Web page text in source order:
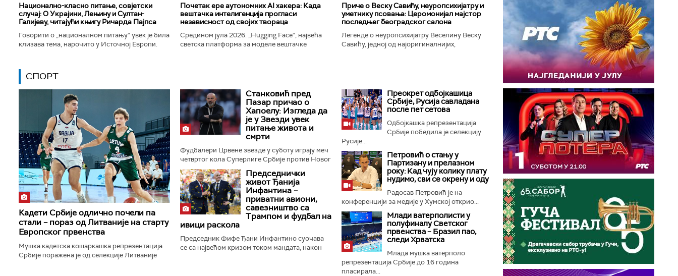
Национално-класнo питање, совјетски
случај: О Украјини, Лењину и Султан-
Галијеву, читајући књигу Ричарда Пајпса
Говорити о „националном питању“ увек је била
клизава тема, нарочито у Источној Европи.
Почетак ере аутономних AI хакера: Када
вештачка интелигенција прогласи
независност од својих твораца
Средином јула 2026. „Hugging Face“, највећа
светска платформа за моделе вештачке
Приче о Веску Савићу, неуропсихијатру и
уметнику псовања: Церомонијал мајстор
последњег београдског салона
Легенде о неуропсихијатру Веселину Веску
Савићу, једној од најоригиналнијих,
СПОРТ
Кадети Србије одлично почели па
стали – пораз од Литваније на старту
Европског првенства
Мушка кадетска кошаркашка репрезентација
Србије поражена је од селекције Литваније
Станковић пред
Пазар причао о
Хапоелу: Изгледа да
је у Звезди увек
питање живота и
смрти
Фудбалери Црвене звезде у суботу играју меч
четвртог кола Суперлиге Србије против Новог
Пазара, а тренер Дејан Станковић истакао је да
прижељкује да ће...
Председнички
живот Ђанија
Инфантина –
приватни авиони,
савезништво са
Трампом и фудбал на
ивици раскола
Председник Фифе Ђани Инфантино суочава
се са највећом кризом током мандата, након
Преокрет одбојкашица
Србије, Русија савладана
после пет сетова
Одбојкашка репрезентација
Србије победила је селекцију
Русије...
Петровић о стању у
Партизану и прелазном
року: Кад чују колику плату
нудимо, сви се окрену и оду
Радосав Петровић је на
конференцији за медије у Хумској открио...
Mлади ватерполисти у
полуфиналу Светског
првенства – Бразил пао,
следи Хрватска
Млада мушка ватерполо
репрезентација Србије до 16 година
пласирала...